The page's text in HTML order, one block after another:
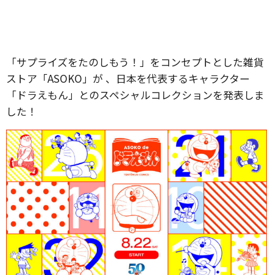
「サプライズをたのしもう！」をコンセプトとした雑貨
ストア「ASOKO」が 、日本を代表するキャラクター
「ドラえもん」とのスペシャルコレクションを発表しま
した！